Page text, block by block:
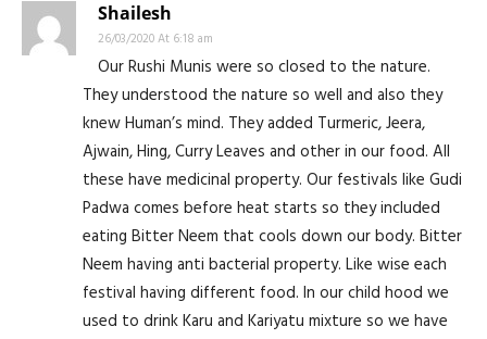
Shailesh
26/03/2020 At 6:18 am
Our Rushi Munis were so closed to the nature.
They understood the nature so well and also they
knew Human’s mind. They added Turmeric, Jeera,
Ajwain, Hing, Curry Leaves and other in our food. All
these have medicinal property. Our festivals like Gudi
Padwa comes before heat starts so they included
eating Bitter Neem that cools down our body. Bitter
Neem having anti bacterial property. Like wise each
festival having different food. In our child hood we
used to drink Karu and Kariyatu mixture so we have